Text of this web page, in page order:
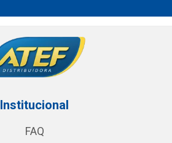
Institucional
FAQ